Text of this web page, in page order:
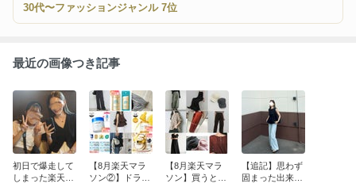
30代〜ファッションジャンル 7位
最近の画像つき記事
初日で爆走して
しまった楽天マ
【8月楽天マラ
ソン②】ドラッ
【8月楽天マラ
ソン】買うと決
【追記】思わず
固まった出来事/